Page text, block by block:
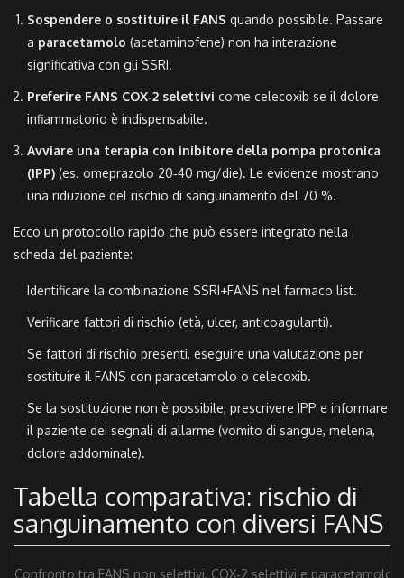
Sospendere o sostituire il FANS quando possibile. Passare
a paracetamolo (acetaminofene) non ha interazione
significativa con gli SSRI.
Preferire FANS COX‑2 selettivi come celecoxib se il dolore
infiammatorio è indispensabile.
Avviare una terapia con inibitore della pompa protonica
(IPP) (es. omeprazolo 20‑40 mg/die). Le evidenze mostrano
una riduzione del rischio di sanguinamento del 70 %.
Ecco un protocollo rapido che può essere integrato nella
scheda del paziente:
Identificare la combinazione SSRI+FANS nel farmaco list.
Verificare fattori di rischio (età, ulcer, anticoagulanti).
Se fattori di rischio presenti, eseguire una valutazione per
sostituire il FANS con paracetamolo o celecoxib.
Se la sostituzione non è possibile, prescrivere IPP e informare
il paziente dei segnali di allarme (vomito di sangue, melena,
dolore addominale).
Tabella comparativa: rischio di
sanguinamento con diversi FANS
Confronto tra FANS non selettivi, COX‑2 selettivi e paracetamolo